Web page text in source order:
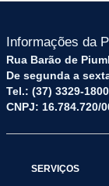
Informações da
Rua Barão de
De segunda a
Tel.: (37) 3329-1800
CNPJ: 16.784.720/
SERVIÇOS